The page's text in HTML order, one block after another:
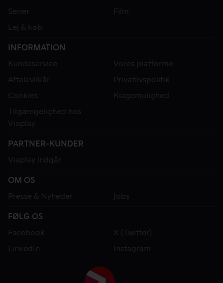
Serier
Film
Lej & køb
INFORMATION
Kundeservice
Vores platforme
Aftalevilkår
Privatlivspolitik
Cookies
Klagemulighed
Tilgængelighed hos
Viaplay
PARTNER-KUNDER
Viaplay indgår
OM OS
Presse & Nyheder
Jobs
FØLG OS
Facebook
X (Twitter)
LinkedIn
Instagram